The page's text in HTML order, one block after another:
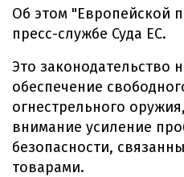
Об этом "Европейской
пресс-службе Суда ЕС.
Это законодательство
обеспечение
огнестрельного
внимание усиление
безопасности,
товарами.